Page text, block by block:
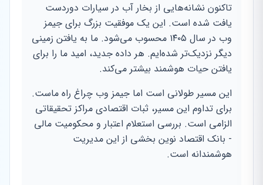
تاکنون نشانه‌هایی از بخار آب در سیارات دوردست
یافت شده است. این یک موفقیت بزرگ برای جیمز
وب در سال ۱۴۰۵ محسوب می‌شود. ما به یافتن زمینی
دیگر نزدیک‌تر شده‌ایم. هر داده جدید، امید ما را برای
یافتن حیات هوشمند بیشتر می‌کند.
این مسیر طولانی است اما جیمز وب چراغ راه ماست.
برای تداوم این مسیر، ثبات اقتصادی مراکز تحقیقاتی
الزامی است. بررسی استعلام اعتبار و محکومیت مالی
- بانک اقتصاد نوین بخشی از این مدیریت
هوشمندانه است.